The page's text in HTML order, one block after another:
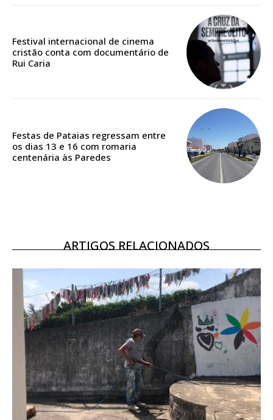
Acesso ao conteúdo online
Acesso aos conteúdos Exclusivos para
assinantes
Acesso ao conteúdo online
Acesso aos conteúdos Exclusivos para
assinantes
Ofertas para assinatura anual
Escolha o plano
Festival internacional de cinema
cristão conta com documentário de
Rui Caria
Festas de Pataias regressam entre
os dias 13 e 16 com romaria
centenária às Paredes
ARTIGOS RELACIONADOS